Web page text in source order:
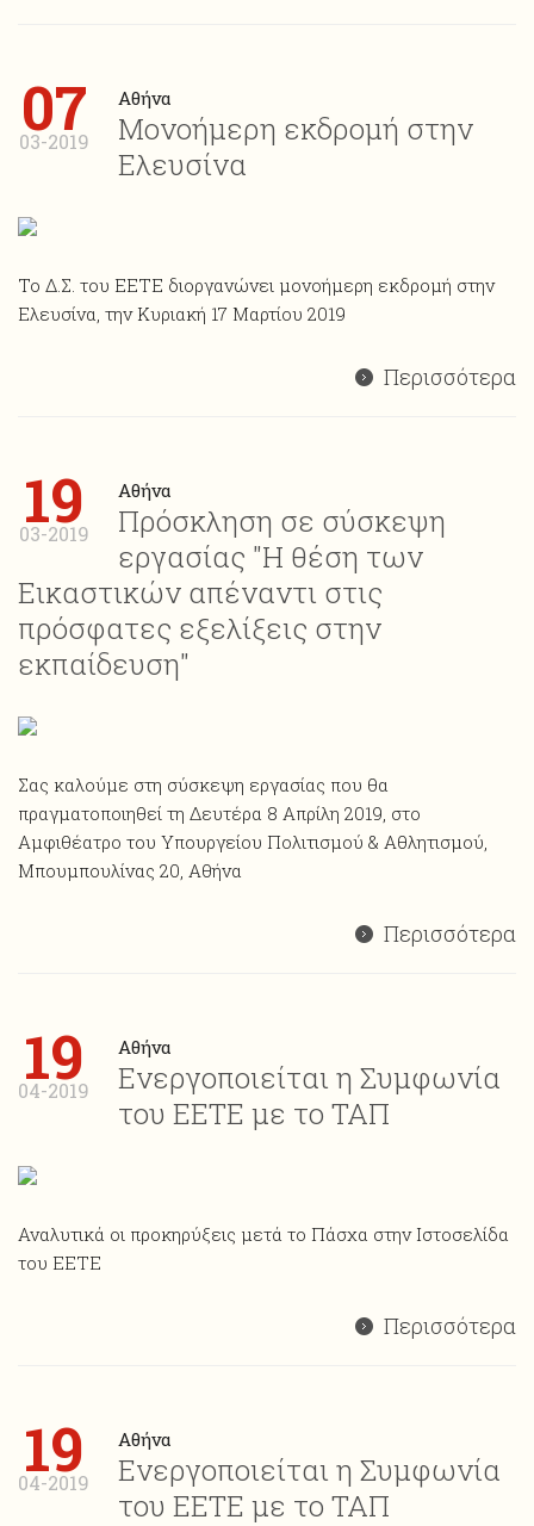
07
03-2019
Αθήνα
Μονοήμερη εκδρομή στην
Ελευσίνα
Το Δ.Σ. του ΕΕΤΕ διοργανώνει μονοήμερη εκδρομή στην
Ελευσίνα, την Κυριακή 17 Μαρτίου 2019
Περισσότερα
19
03-2019
Αθήνα
Πρόσκληση σε σύσκεψη
εργασίας "Η θέση των
Εικαστικών απέναντι στις
πρόσφατες εξελίξεις στην
εκπαίδευση"
Σας καλούμε στη σύσκεψη εργασίας που θα
πραγματοποιηθεί τη Δευτέρα 8 Απρίλη 2019, στο
Αμφιθέατρο του Υπουργείου Πολιτισμού & Αθλητισμού,
Μπουμπουλίνας 20, Αθήνα
Περισσότερα
19
04-2019
Αθήνα
Ενεργοποιείται η Συμφωνία
του ΕΕΤΕ με το ΤΑΠ
Αναλυτικά οι προκηρύξεις μετά το Πάσχα στην Ιστοσελίδα
του ΕΕΤΕ
Περισσότερα
19
04-2019
Αθήνα
Ενεργοποιείται η Συμφωνία
του ΕΕΤΕ με το ΤΑΠ